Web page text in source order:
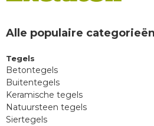
Alle populaire categorieën
Tegels
Betontegels
Buitentegels
Keramische tegels
Natuursteen tegels
Siertegels